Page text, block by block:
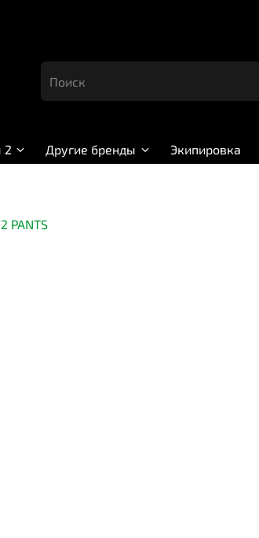
2 Другие бренды Экипировка